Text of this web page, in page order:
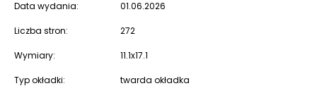
Data wydania: 01.06.2026
Liczba stron: 272
Wymiary: 11.1x17.1
Typ okładki: twarda okładka